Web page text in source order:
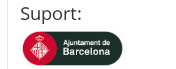
Suport: